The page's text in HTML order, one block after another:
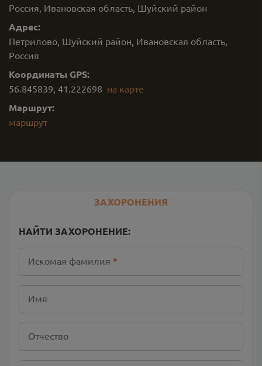
Россия, Ивановская область, Шуйский район
Адрес:
Петрилово, Шуйский район, Ивановская область,
Россия
Координаты GPS:
56.845839, 41.222698 на карте
Маршрут:
маршрут
ЗАХОРОНЕНИЯ
НАЙТИ ЗАХОРОНЕНИЕ:
Искомая фамилия *
Имя
Отчество